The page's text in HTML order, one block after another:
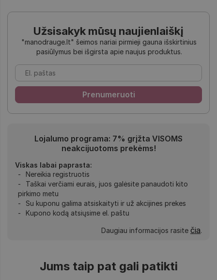
Užsisakyk mūsų naujienlaiškį
"manodrauge.lt" šeimos nariai pirmieji gauna išskirtinius
pasiūlymus bei išgirsta apie naujus produktus.
Lojalumo programa: 7% grįžta VISOMS
neakcijuotoms prekėms!
Viskas labai paprasta:
Nereikia registruotis
Taškai verčiami eurais, juos galėsite panaudoti kito
pirkimo metu
Su kuponu galima atsiskaityti ir už akcijines prekes
Kupono kodą atsiųsime el. paštu
Daugiau informacijos rasite čia.
Jums taip pat gali patikti